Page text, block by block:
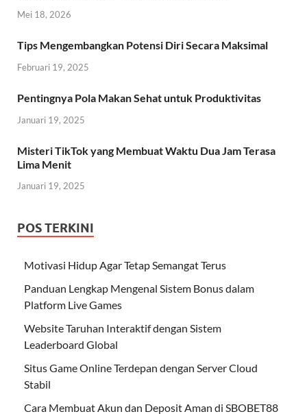
Mei 18, 2026
Tips Mengembangkan Potensi Diri Secara Maksimal
Februari 19, 2025
Pentingnya Pola Makan Sehat untuk Produktivitas
Januari 19, 2025
Misteri TikTok yang Membuat Waktu Dua Jam Terasa
Lima Menit
Januari 19, 2025
POS TERKINI
Motivasi Hidup Agar Tetap Semangat Terus
Panduan Lengkap Mengenal Sistem Bonus dalam
Platform Live Games
Website Taruhan Interaktif dengan Sistem
Leaderboard Global
Situs Game Online Terdepan dengan Server Cloud
Stabil
Cara Membuat Akun dan Deposit Aman di SBOBET88